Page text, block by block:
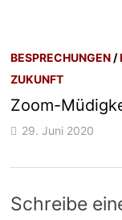
BESPRECHUNGEN /
ZUKUNFT
Zoom-
29. Juni 2020
Schreibe